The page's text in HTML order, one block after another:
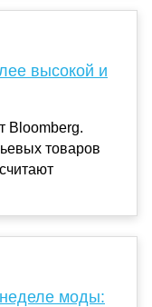
высокой и
Bloomberg.
товаров
моды: